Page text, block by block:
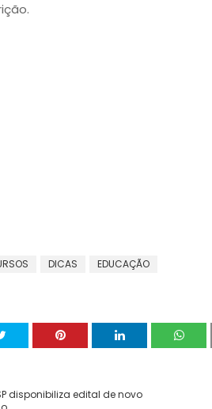
DICAS EDUCAÇÃO
disponibiliza edital de novo